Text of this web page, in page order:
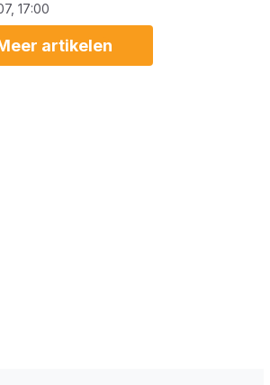
17:00
artikelen